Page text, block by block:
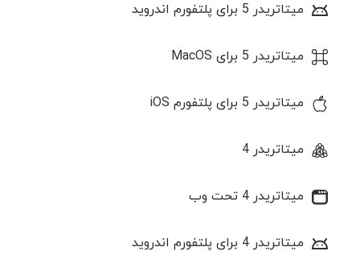
میتاتریدر 5 برای پلتفورم اندروید
میتاتریدر 5 برای MacOS
میتاتریدر 5 برای پلتفورم iOS
میتاتریدر 4
میتاتریدر 4 تحت وب
میتاتریدر 4 برای پلتفورم اندروید